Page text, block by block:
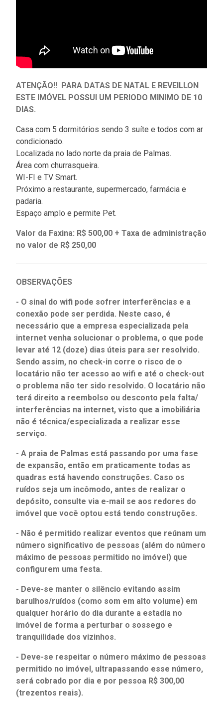
ATENÇÃO!! PARA DATAS DE NATAL E REVEILLON
ESTE IMÓVEL POSSUI UM PERIODO MINIMO DE 10
DIAS.
Casa com 5 dormitórios sendo 3 suíte e todos com ar
condicionado.
Localizada no lado norte da praia de Palmas.
Área com churrasqueira.
WI-FI e TV Smart.
Próximo a restaurante, supermercado, farmácia e
padaria.
Espaço amplo e permite Pet.
Valor da Faxina: R$ 500,00 + Taxa de administração
no valor de R$ 250,00
OBSERVAÇÕES
- O sinal do wifi pode sofrer interferências e a
conexão pode ser perdida. Neste caso, é
necessário que a empresa especializada pela
internet venha solucionar o problema, o que pode
levar até 12 (doze) dias úteis para ser resolvido.
Sendo assim, no check-in corre o risco de o
locatário não ter acesso ao wifi e até o check-out
o problema não ter sido resolvido. O locatário não
terá direito a reembolso ou desconto pela falta/
interferências na internet, visto que a imobiliária
não é técnica/especializada a realizar esse
serviço.
- A praia de Palmas está passando por uma fase
de expansão, então em praticamente todas as
quadras está havendo construções. Caso os
ruídos seja um incômodo, antes de realizar o
depósito, consulte via e-mail se aos redores do
imóvel que você optou está tendo construções.
- Não é permitido realizar eventos que reúnam um
número significativo de pessoas (além do número
máximo de pessoas permitido no imóvel) que
configurem uma festa.
- Deve-se manter o silêncio evitando assim
barulhos/ruídos (como som em alto volume) em
qualquer horário do dia durante a estadia no
imóvel de forma a perturbar o sossego e
tranquilidade dos vizinhos.
- Deve-se respeitar o número máximo de pessoas
permitido no imóvel, ultrapassando esse número,
será cobrado por dia e por pessoa R$ 300,00
(trezentos reais).